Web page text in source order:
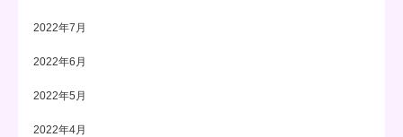
2022年7月
2022年6月
2022年5月
2022年4月